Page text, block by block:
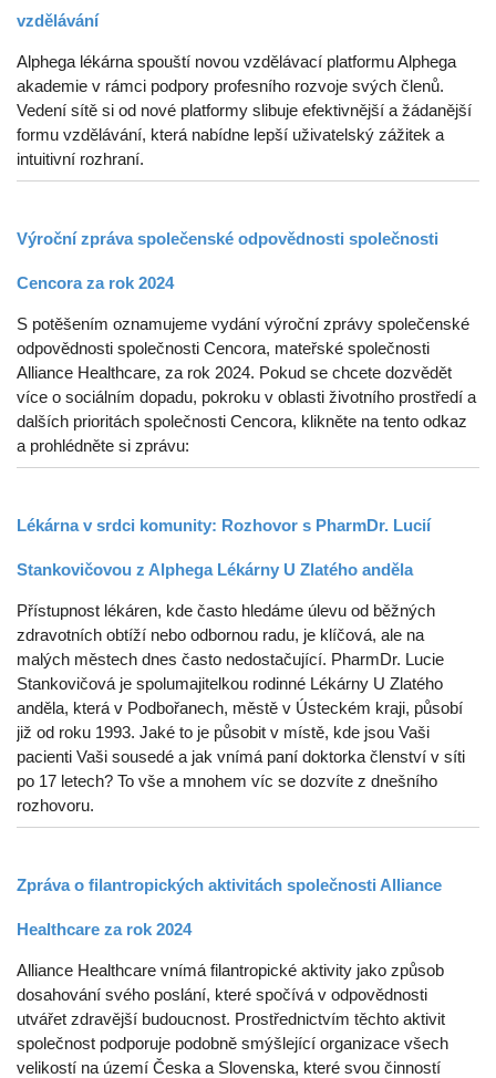
vzdělávání
Alphega lékárna spouští novou vzdělávací platformu Alphega
akademie v rámci podpory profesního rozvoje svých členů.
Vedení sítě si od nové platformy slibuje efektivnější a žádanější
formu vzdělávání, která nabídne lepší uživatelský zážitek a
intuitivní rozhraní.
Výroční zpráva společenské odpovědnosti společnosti
Cencora za rok 2024
S potěšením oznamujeme vydání výroční zprávy společenské
odpovědnosti společnosti Cencora, mateřské společnosti
Alliance Healthcare, za rok 2024. Pokud se chcete dozvědět
více o sociálním dopadu, pokroku v oblasti životního prostředí a
dalších prioritách společnosti Cencora, klikněte na tento odkaz
a prohlédněte si zprávu:
Lékárna v srdci komunity: Rozhovor s PharmDr. Lucií
Stankovičovou z Alphega Lékárny U Zlatého anděla
Přístupnost lékáren, kde často hledáme úlevu od běžných
zdravotních obtíží nebo odbornou radu, je klíčová, ale na
malých městech dnes často nedostačující. PharmDr. Lucie
Stankovičová je spolumajitelkou rodinné Lékárny U Zlatého
anděla, která v Podbořanech, městě v Ústeckém kraji, působí
již od roku 1993. Jaké to je působit v místě, kde jsou Vaši
pacienti Vaši sousedé a jak vnímá paní doktorka členství v síti
po 17 letech? To vše a mnohem víc se dozvíte z dnešního
rozhovoru.
Zpráva o filantropických aktivitách společnosti Alliance
Healthcare za rok 2024
Alliance Healthcare vnímá filantropické aktivity jako způsob
dosahování svého poslání, které spočívá v odpovědnosti
utvářet zdravější budoucnost. Prostřednictvím těchto aktivit
společnost podporuje podobně smýšlející organizace všech
velikostí na území Česka a Slovenska, které svou činností